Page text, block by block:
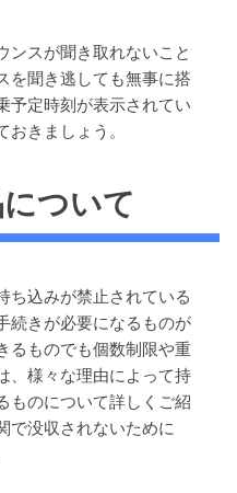
ンスが聞き取れないこと
を聞き逃しても無事に搭
予定時刻が表示されてい
おきましょう。
ついて
ち込みが禁止されている
続きが必要になるものが
るものでも個数制限や重
、様々な理由によって持
ものについて詳しくご紹
で没収されないために